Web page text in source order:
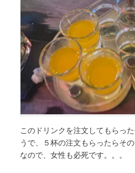
このドリンクを注文してもらっ
うで、５杯の注文もらったらそ
なので、女性も必死です。。。